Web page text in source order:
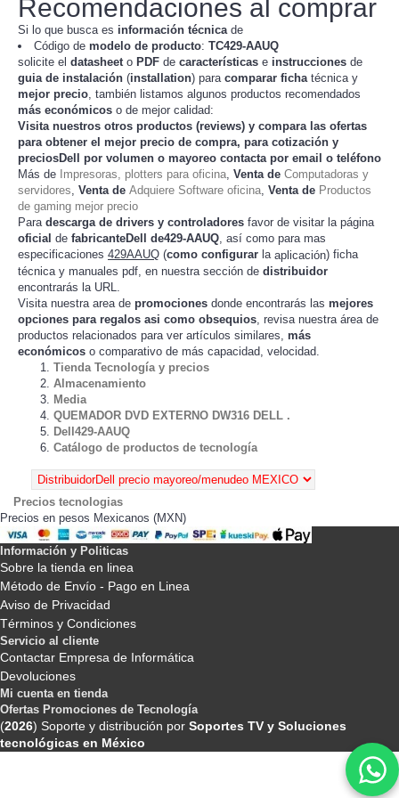
Recomendaciones al comprar
Si lo que busca es información técnicade
Código de modelo de producto: TC429-AAUQ
solicite el datasheeto PDF de características e instrucciones de
guia de instalación (installation) para comparar fichatécnica y
mejor precio, también listamos algunos productos recomendados
más económicos o de mejor calidad:
Visita nuestros otros productos (reviews) y compara las ofertas
para obtener el mejor precio de compra, para cotización y
preciosDell por volumen o mayoreo contacta por email o teléfono
Más de Impresoras, plotters para oficina, Venta de Computadoras y
servidores, Venta de Adquiere Software oficina, Venta de Productos
de gaming mejor precio
Para descarga de drivers y controladores favor de visitar la página
oficial de fabricanteDell de429-AAUQ, así como para mas
especificaciones 429AAUQ (como configurar la aplicación) ficha
técnica y manuales pdf, en nuestra sección de distribuidor
encontrarás la URL.
Visita nuestra area de promociones donde encontrarás las mejores
opciones para regalos asi como obsequios , revisa nuestra área de
productos relacionados para ver artículos similares más
económicos o comparativo de más capacidad, velocidad.
Tienda Tecnología y precios
Almacenamiento
Media
QUEMADOR DVD EXTERNO DW316 DELL .
Dell429-AAUQ
Catálogo de productos de tecnología
Precios tecnologias
Precios en pesos Mexicanos (MXN)
Información y Politicas
Sobre la tienda en linea
Método de Envío - Pago en Linea
Aviso de Privacidad
Términos y Condiciones
Servicio al cliente
Contactar Empresa de Informática
Devoluciones
Mi cuenta en tienda
Ofertas Promociones de Tecnología
(2026) Soporte y distribución por Soportes TV y Soluciones
tecnológicas en México